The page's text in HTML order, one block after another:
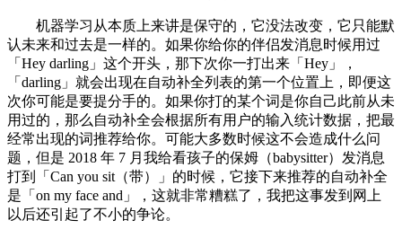
机器学习从本质上来讲是保守的，它没法改变，它只能默
认未来和过去是一样的。如果你给你的伴侣发消息时候用过
「Hey darling」这个开头，那下次你一打出来「Hey」，
「darling」就会出现在自动补全列表的第一个位置上，即便这
次你可能是要提分手的。如果你打的某个词是你自己此前从未
用过的，那么自动补全会根据所有用户的输入统计数据，把最
经常出现的词推荐给你。可能大多数时候这不会造成什么问
题，但是 2018 年 7 月我给看孩子的保姆（babysitter）发消息
打到「Can you sit（带）」的时候，它接下来推荐的自动补全
是「on my face and」，这就非常糟糕了，我把这事发到网上
以后还引起了不小的争论。